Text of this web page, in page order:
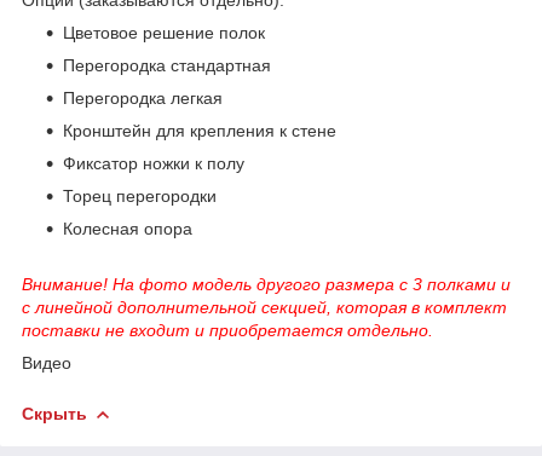
Цветовое решение полок
Перегородка стандартная
Перегородка легкая
Кронштейн для крепления к стене
Фиксатор ножки к полу
Торец перегородки
Колесная опора
Внимание! На фото модель другого размера с 3 полками и
с линейной дополнительной секцией, которая в комплект
поставки не входит и приобретается отдельно.
Видео
Скрыть